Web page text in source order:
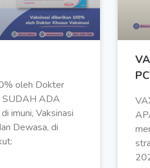
oleh Dokter
SUDAH ADA
imuni, Vaksinasi
Dewasa, di